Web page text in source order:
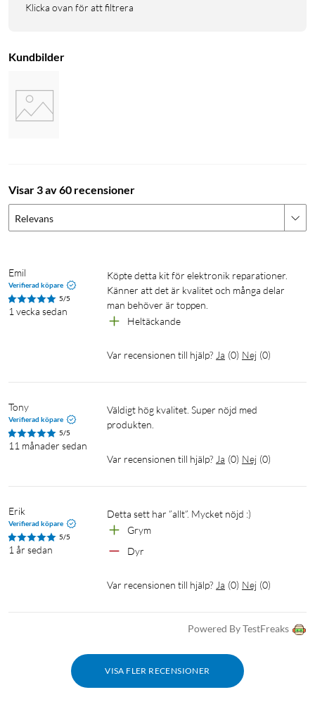
JIS-krysspår: J000, J00, J0, J1
Tri-point: Y000, Y00, Y0, Y1
Gamebit: 3.8, 4.5 mm
Spanner: 6, 8
Triangel: 2, 3 mm
Öppnare för Sim-kortsläde
Klicka ovan för att filtrera
Kundbilder
Visar 3 av 60 recensioner
Relevans
Emil
Verifierad köpare
5/5
1 vecka sedan
Köpte detta kit för elektronik reparationer.
Känner att det är kvalitet och många delar
man behöver är toppen.
Heltäckande
Var recensionen till hjälp? Ja (0) Nej (0)
Tony
Verifierad köpare
5/5
11 månader sedan
Väldigt hög kvalitet. Super nöjd med
produkten.
Var recensionen till hjälp? Ja (0) Nej (0)
Erik
Verifierad köpare
5/5
1 år sedan
Detta sett har ”allt”. Mycket nöjd :)
Grym
Dyr
Var recensionen till hjälp? Ja (0) Nej (0)
Powered By TestFreaks
VISA FLER RECENSIONER